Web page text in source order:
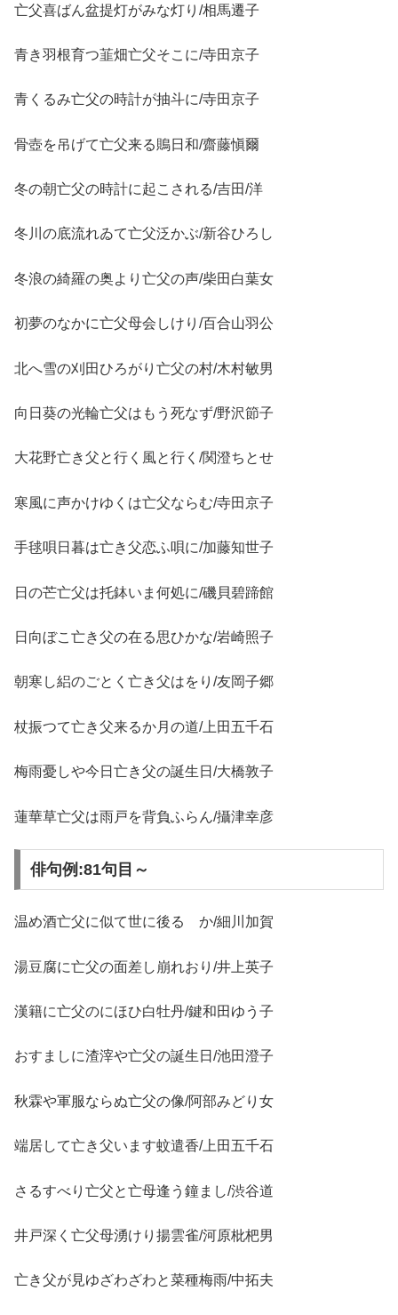
亡父喜ばん盆提灯がみな灯り/相馬遷子
青き羽根育つ韮畑亡父そこに/寺田京子
青くるみ亡父の時計が抽斗に/寺田京子
骨壺を吊げて亡父来る鵙日和/齋藤愼爾
冬の朝亡父の時計に起こされる/吉田/洋
冬川の底流れゐて亡父泛かぶ/新谷ひろし
冬浪の綺羅の奥より亡父の声/柴田白葉女
初夢のなかに亡父母会しけり/百合山羽公
北へ雪の刈田ひろがり亡父の村/木村敏男
向日葵の光輪亡父はもう死なず/野沢節子
大花野亡き父と行く風と行く/関澄ちとせ
寒風に声かけゆくは亡父ならむ/寺田京子
手毬唄日暮は亡き父恋ふ唄に/加藤知世子
日の芒亡父は托鉢いま何処に/磯貝碧蹄館
日向ぼこ亡き父の在る思ひかな/岩崎照子
朝寒し絽のごとく亡き父はをり/友岡子郷
杖振つて亡き父来るか月の道/上田五千石
梅雨憂しや今日亡き父の誕生日/大橋敦子
蓮華草亡父は雨戸を背負ふらん/攝津幸彦
俳句例:81句目～
温め酒亡父に似て世に後るゝか/細川加賀
湯豆腐に亡父の面差し崩れおり/井上英子
漢籍に亡父のにほひ白牡丹/鍵和田ゆう子
おすましに渣滓や亡父の誕生日/池田澄子
秋霖や軍服ならぬ亡父の像/阿部みどり女
端居して亡き父います蚊遣香/上田五千石
さるすべり亡父と亡母逢う鐘まし/渋谷道
井戸深く亡父母湧けり揚雲雀/河原枇杷男
亡き父が見ゆざわざわと菜種梅雨/中拓夫